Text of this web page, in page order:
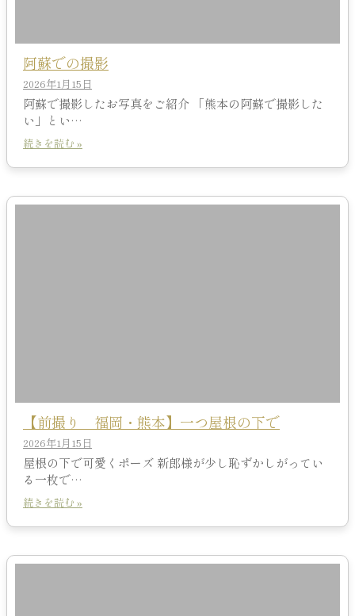
阿蘇での撮影
2026年1月15日
阿蘇で撮影したお写真をご紹介 「熊本の阿蘇で撮影した
い」とい…
続きを読む »
【前撮り 福岡・熊本】一つ屋根の下で
2026年1月15日
屋根の下で可愛くポーズ 新郎様が少し恥ずかしがってい
る一枚で…
続きを読む »